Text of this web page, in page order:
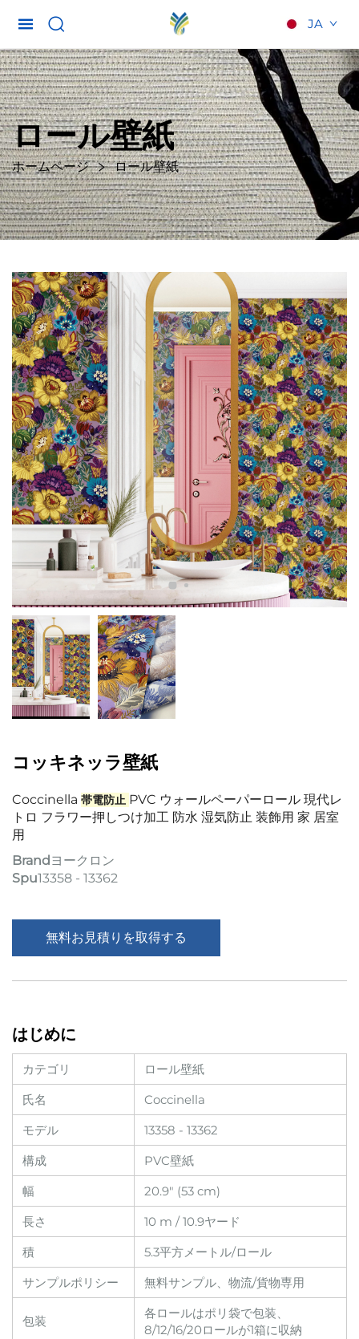
JA
ロール壁紙
ホームページ ロール壁紙
コッキネッラ壁紙
Coccinella 帯電防止 PVC ウォールペーパーロール 現代レ
トロ フラワー押しつけ加工 防水 湿気防止 装飾用 家 居室
用
Brand ヨークロン
Spu13358 - 13362
無料お見積りを取得する
はじめに
カテゴリ
ロール壁紙
氏名
Coccinella
モデル
13358 - 13362
構成
PVC壁紙
幅
20.9" (53 cm)
長さ
10 m / 10.9ヤード
積
5.3平方メートル/ロール
サンプルポリシー
無料サンプル、物流/貨物専用
包装
各ロールはポリ袋で包装、
8/12/16/20ロールが1箱に収納